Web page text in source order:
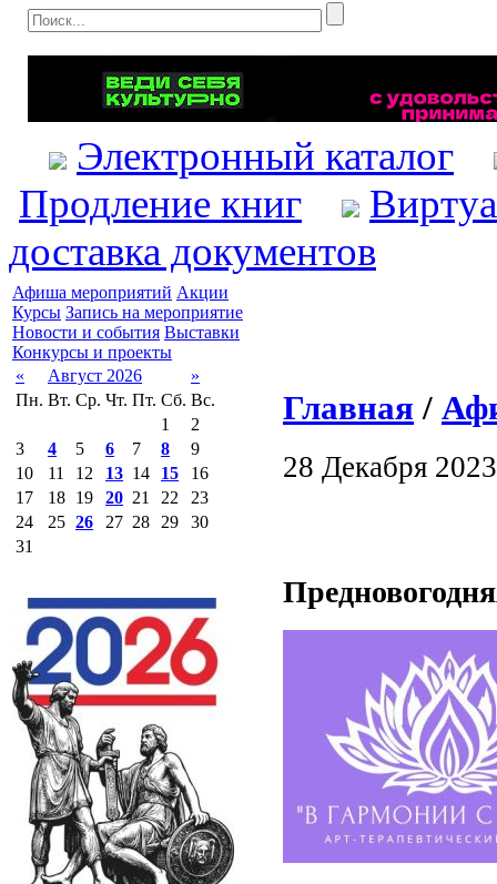
Электронный каталог
Продление книг
доставка документов
Афиша мероприятий Акции
Курсы Запись на мероприятие
Новости и события Выставки
Конкурсы и проекты
«
Август 2026
»
Пн. Вт. Ср. Чт. Пт. Сб. Вс.
1
2
3
4 5 6 7 8
9
10
11 12 13 14 15
16
17
18 19 20 21 22
23
24
25 26 27 28 29
30
31
Главная /
28 Декабря 2023